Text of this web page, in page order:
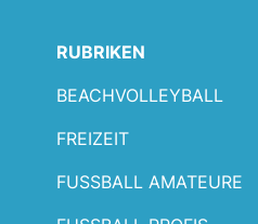
RUBRIKEN
BEACHVOLLEYBALL
FREIZEIT
FUSSBALL AMATEURE